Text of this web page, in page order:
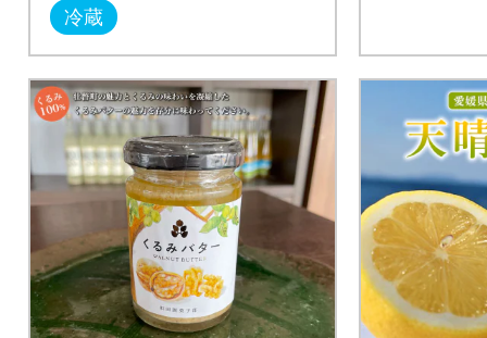
冷蔵